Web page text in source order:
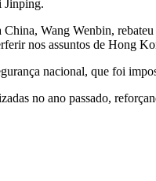
Jinping.
Wang Wenbin,
nos assuntos de Hong
nacional, que foi
no ano passado,